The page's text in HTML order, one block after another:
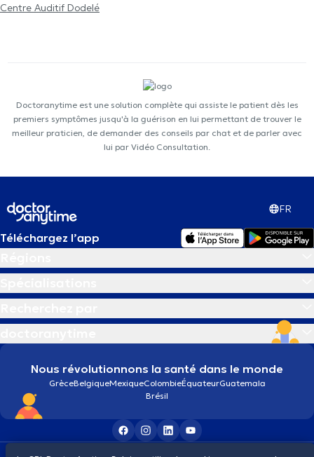
Centre Auditif Dodelé
Doctoranytime est une solution complète qui assiste le patient dès les
premiers symptômes jusqu'à la guérison en lui permettant de trouver le
meilleur praticien, de demander des conseils par chat et de parler avec
lui par Vidéo Consultation.
FR
Téléchargez l’app
Nous révolutionnons la santé dans le monde
GrèceBelgiqueMexiqueColombieÉquateurGuatemala
Brésil